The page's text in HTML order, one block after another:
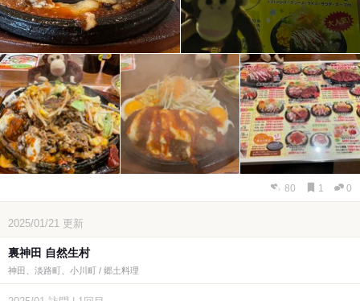
80 1 0
2025/01/21 更新
裏神田 自然生村
神田、淡路町、小川町 / 郷土料理